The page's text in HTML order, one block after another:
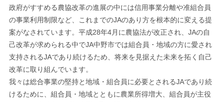
政府がすすめる農協改革の進展の中には信用事業分離や准組合員
の事業利用制限など、これまでのJAのあり方を根本的に変える提
案がなされています。平成28年4月に農協法が改正され、JAの自
己改革が求められる中でJA中野市では組合員・地域の方に愛され
支持されるJAであり続けるため、将来を見据えた未来を拓く自己
改革に取り組んでいます。
我々は総合事業の堅持と地域・組合員に必要とされるJAであり続
けるために、組合員・地域とともに農業所得増大、組合員が主役